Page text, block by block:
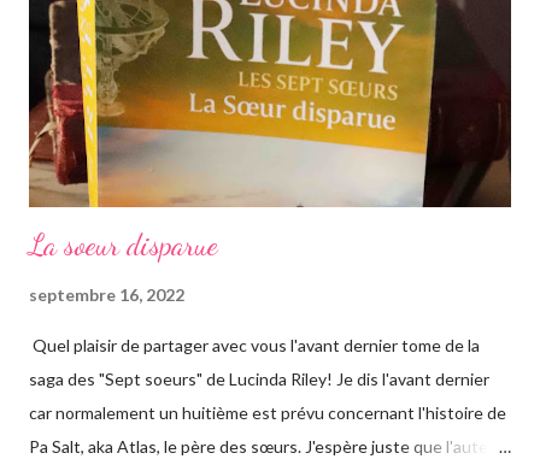
La soeur disparue
septembre 16, 2022
Quel plaisir de partager avec vous l'avant dernier tome de la
saga des "Sept soeurs" de Lucinda Riley! Je dis l'avant dernier
car normalement un huitième est prévu concernant l'histoire de
Pa Salt, aka Atlas, le père des sœurs. J'espère juste que l'auteur